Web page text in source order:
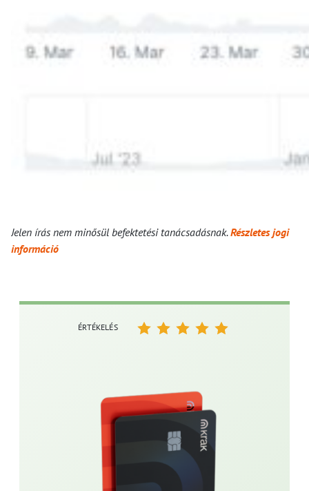
Jelen írás nem minősül befektetési tanácsadásnak.Részletes jogi
információ
ÉRTÉKELÉS